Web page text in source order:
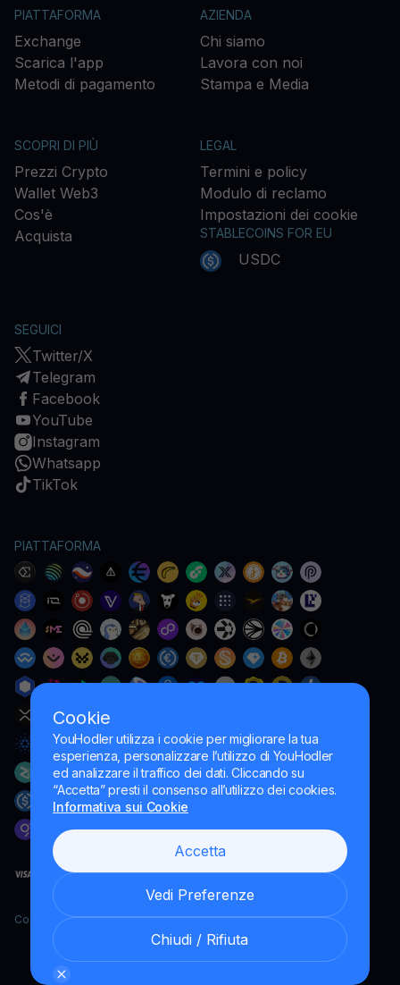
Cookie
YouHodler utilizza i cookie per migliorare la tua
esperienza, personalizzare l’utilizzo di YouHodler
ed analizzare il traffico dei dati. Cliccando su
“Accetta” presti il consenso all’utilizzo dei cookies.
Informativa sui Cookie
Accetta
Vedi Preferenze
Chiudi / Rifiuta
PIATTAFORMA
Exchange
Scarica l'app
Metodi di pagamento
AZIENDA
Chi siamo
Lavora con noi
Stampa e Media
SCOPRI DI PIÙ
Prezzi Crypto
Wallet Web3
Cos'è
Acquista
LEGAL
Termini e policy
Modulo di reclamo
Impostazioni dei cookie
STABLECOINS FOR EU
USDC
SEGUICI
Twitter/X
Telegram
Facebook
YouTube
Instagram
Whatsapp
TikTok
PIATTAFORMA
Copyright YouHodler, 2026.